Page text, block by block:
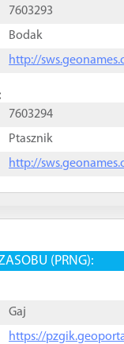
7603293
Bodak
http://
7603294
Ptasznik
http://
(PRNG):
Gaj
https://